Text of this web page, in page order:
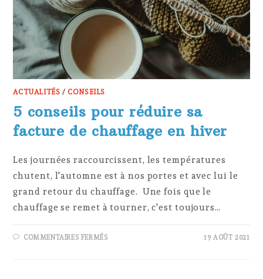
ACTUALITÉS /CONSEILS
5 conseils pour réduire sa
facture de chauffage en hiver
Les journées raccourcissent, les températures
chutent, l'automne est à nos portes et avec lui le
grand retour du chauffage. Une fois que le
chauffage se remet à tourner, c'est toujours…
COMMENTAIRES FERMÉSSUR
19 AOÛT 2021